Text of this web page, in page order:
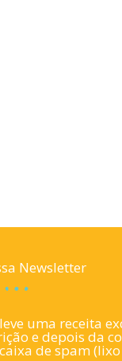
Newsletter
uma receita
e depois da
de spam